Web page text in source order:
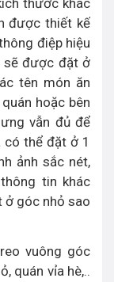
thước khác
được thiết kế
điệp hiệu
sẽ được đặt ở
tên món ăn
hoặc bên
vẫn đủ để
có thể đặt ở 1
ảnh sắc nét,
tin khác
ở góc nhỏ sao
vuông góc
quán vỉa hè,..